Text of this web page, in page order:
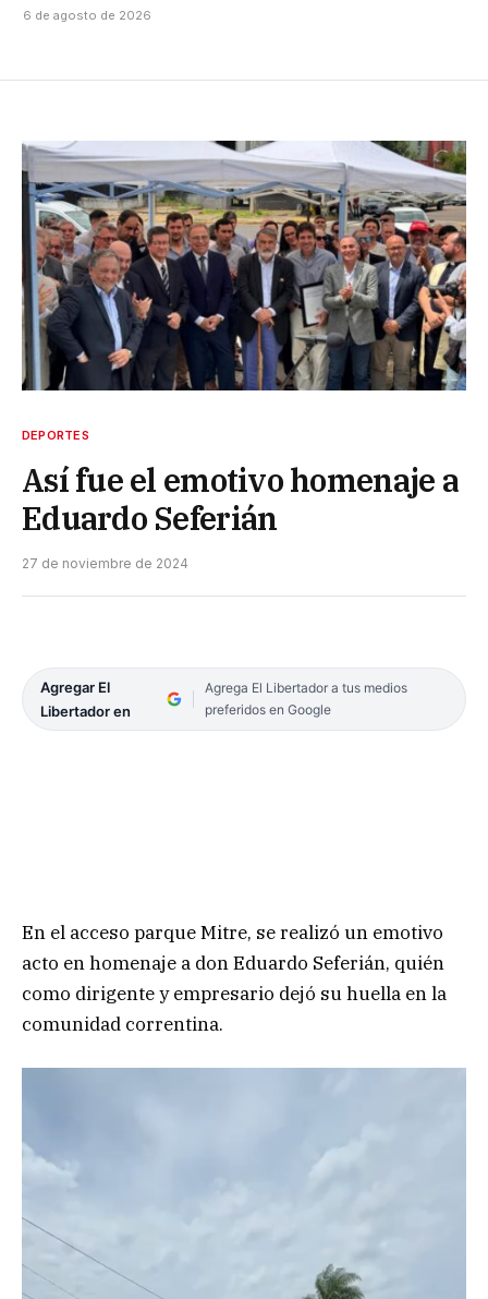
6 de agosto de 2026
DEPORTES
Así fue el emotivo homenaje a
Eduardo Seferián
27 de noviembre de 2024
Agregar El
Libertador en
Agrega El Libertador a tus medios
preferidos en Google
En el acceso parque Mitre, se realizó un emotivo
acto en homenaje a don Eduardo Seferián, quién
como dirigente y empresario dejó su huella en la
comunidad correntina.